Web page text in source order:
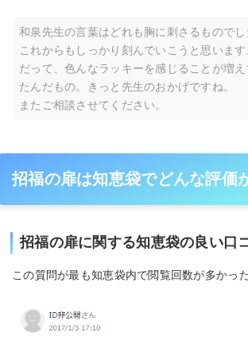
和泉先生の言葉はどれも胸に刺さるものでし
これからもしっかり刻んでいこうと思います
だって、色んなラッキーを感じることが増え
たんだもの。きっと先生のおかげですね。
またご相談させてください。
招福の扉は知恵袋でどんな評価
招福の扉に関する知恵袋の良い口
この質問が最も知恵袋内で閲覧回数が多かった